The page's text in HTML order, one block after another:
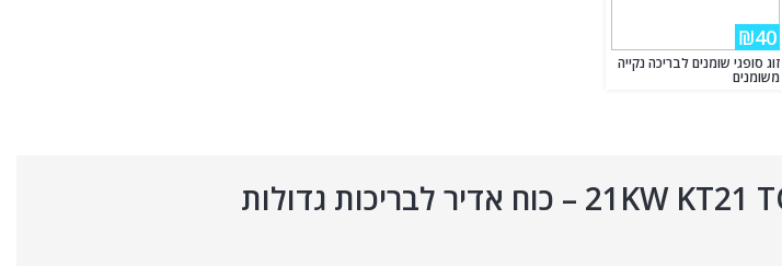
₪40
זוג סופגי שומנים לבריכה נקייה
משומנים